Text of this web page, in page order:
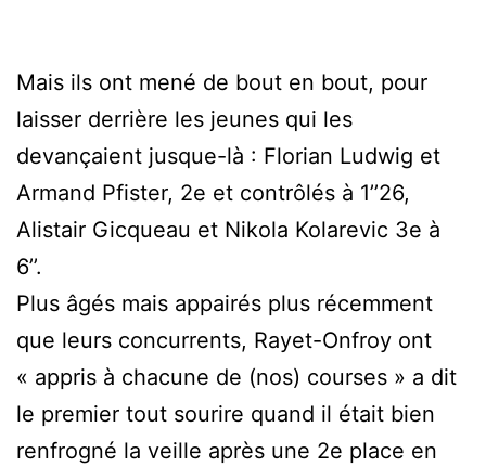
Mais ils ont mené de bout en bout, pour
laisser derrière les jeunes qui les
devançaient jusque-là : Florian Ludwig et
Armand Pfister, 2e et contrôlés à 1’’26,
Alistair Gicqueau et Nikola Kolarevic 3e à
6’’.
Plus âgés mais appairés plus récemment
que leurs concurrents, Rayet-Onfroy ont
« appris à chacune de (nos) courses » a dit
le premier tout sourire quand il était bien
renfrogné la veille après une 2e place en